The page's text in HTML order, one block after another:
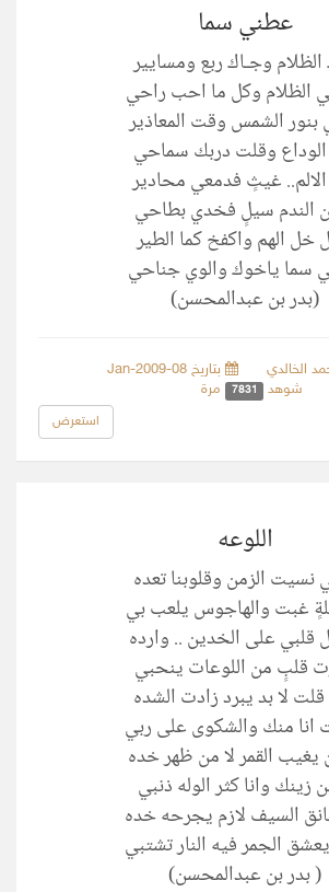
عطني سما
وجـاك ربع ومسايير
الظلام وكل ما احب راحي
بنور الشمس وقت المعاذير
وقلت دربك سماحي
غيثٍ فدمعي محادير
الندم سيلٍ فخدي بطاحي
خل الهم واكفخ كما الطير
سما ياخوك والوي جناحي
(بدر بن عبدالمحسن)
الخالدي
بتاريخ 08-Jan-2009
شوهد
7831 مرة
استعرض
اللوعه
نسيت الزمن وقلوبنا تعده
غبت والهاجوس يلعب بي
قلبي على الخدين .. وارده
قلبٍ من اللوعات ينحبي
لا بد يبرد زادت الشده
منك والشكوى على ربي
يغيب القمر لا من ظهر خده
زينك وانا كثر الوله ذنبي
السيف لازم يجرحه خده
الجمر فيه النار تشتبي
( بدر بن عبدالمحسن)